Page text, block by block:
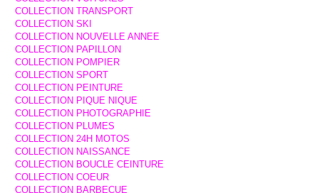
COLLECTION TRANSPORT
COLLECTION SKI
COLLECTION NOUVELLE ANNEE
COLLECTION PAPILLON
COLLECTION POMPIER
COLLECTION SPORT
COLLECTION PEINTURE
COLLECTION PIQUE NIQUE
COLLECTION PHOTOGRAPHIE
COLLECTION PLUMES
COLLECTION 24H MOTOS
COLLECTION NAISSANCE
COLLECTION BOUCLE CEINTURE
COLLECTION COEUR
COLLECTION BARBECUE